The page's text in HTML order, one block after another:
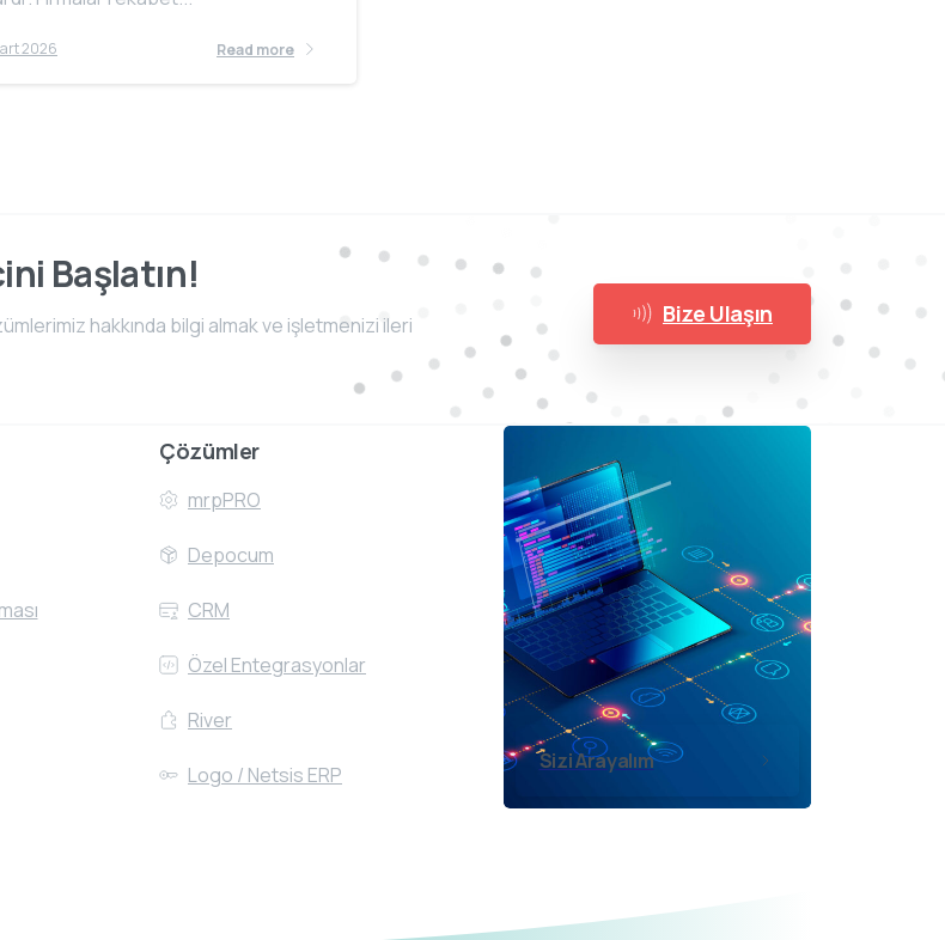
2026 Read more
Başlatın!
hakkında bilgi almak ve işletmenizi ileri
Bize Ulaşın
Çözümler
mrpPRO
Depocum
CRM
Özel Entegrasyonlar
River
Logo / Netsis ERP
Sizi Arayalım